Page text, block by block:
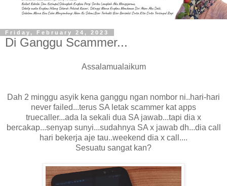
Friday, February 24, 2023
Di Ganggu Scammer...
Assalamualaikum
Dah 2 minggu asyik kena ganggu ngan nombor ni..hari-hari
never failed...terus SA letak scammer kat apps
truecaller...ada la sekali dua SA jawab...tapi dia x
bercakap...senyap sunyi...sudahnya SA x jawab dh...dia call
hari bekerja aje tau..weekend dia x call....
Sesuatu sangat kan?